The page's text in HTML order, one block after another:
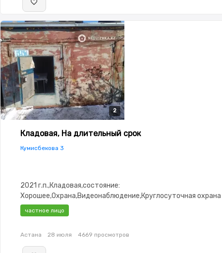
2
2
Кладовая, На длительный срок
Кумисбекова 3
2021 г.п.,Кладовая,состояние:
Хорошее,Охрана,Видеонаблюдение,Круглосуточная охрана
частное лицо
Астана 28 июля 4669 просмотров